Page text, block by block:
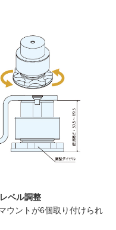
ベル調整
ウントが6個取り付けられ